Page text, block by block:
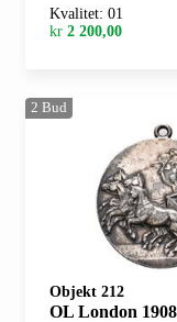
Kvalitet: 01
kr 2 200,00
2 Bud
Objekt 212
OL London 1908. Lot prismedalje